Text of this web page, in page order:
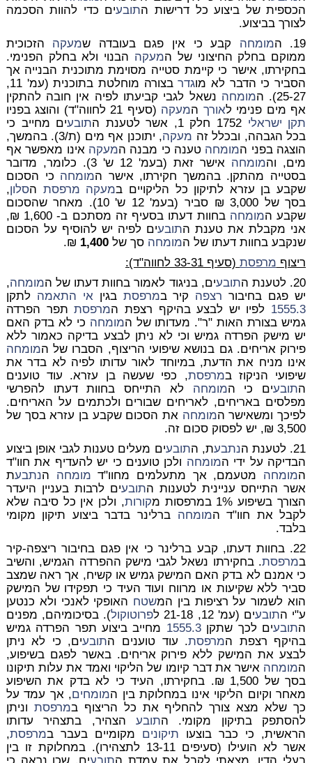
הכספית של ביצוע כל דרישות התובעים כדי להוות הסכמה
לצורך בביצוע.
19. ה
מומחה קבע כי אין פגם בעובדה שמעקה הזכוכית
ממוקם בחלק החיצוני של המעקה הבנוי ולא בחלק הפנימי.
בחקירתו, אישר כי קיימת סטייה מסוימת מתוכנית הבנייה אך
הסביר כי הדבר לא מוגדר
בצורה מוחלטת בתוכנית (עמ' 11,
25-27). ה
מומחה נשאל לגבי קביעתו לפיה אין חובה להתקין
אף מים פנימי לאורך המעקה (סעיף 21 לחווה"ד) והוצג בפניו
תקן ישראלי 1752 חלק 1, אשר לטענת ה תובעים מחייב כי
בכל הגבהה, ובכלל זה מעקה
, יתוכנן אף מים (ת/3). בהמשך,
הוצגה בפני המומחה טענה כי מבנה המעקה אינו מאפשר אף
מים, והמומחה
אישר זאת (בעמ' 12 ש' 3). כלומר, מדובר
בסטייה מהתקן. בהמשך חקירתו, אישר המומחה כי הסכום
שקבע בן עזרא לתיקון כל הליקויים במעקה מרפסת הסלון,
בסך של 3,000 ₪ סביר (בעמ' 12 ש' 10). מאחר שהסכום
שקבע המומחה
בחוות דעתו בסעיף זה מסתכם ב- 1,600 ₪,
אני מקבלת את טענת התובעים לפיה יש להוסיף על הסכום
שנקבע בחוות דעתו של המומחה סך של 1,400
₪.
ריצוף מרפסת(סעיף 33-31 לחווה"ד):
20. לטענת ה
תובעים, בניגוד לאמור בחוות דעתו של המומחה,
יש פגם בחיבור רצפה קיר במרפסת בגין אי התאמה לתקן
1555.3 לפיו יש לבצע בהיקף רצפת המרפסתתפר הפרדה
גמיש בצורת האות "ר". מעדותו של המומחה כי לא בדק האם
יש מישק הפרדה גמיש וכי לא ניתן לבצע בדיקה כאמור ללא
פירוק אריחים. גם בנושא שיפועי הריצוף, הסברו של המומחה
אינו מניח את הדעת, במיוחד לאור עדותו לפיה לא בדר את
שיפועי הניקוז במרפסת, כפי שעשה בן עזרא. עוד טוענים
התובעים כי המומחה לא התייחס בחוות דעתו להפרשי
מפלסים באריחים, לאריחים שבורים ולכתמים על האריחים.
לפיכך ומשאישר המומחה את הסכום שקבע בן עזרא בסך של
3,500 ₪, יש לפסוק סכום זה.
21. לטענת ה
נתבעת, התובעים מעלים טענות לגבי אופן ביצוע
הבדיקה על ידי המומחה ולכן טוענים כי יש להעדיף את חוו"ד
המומחה מטעמם, אך מתעלמים מחוו"ד מומחה הנתבעת
אשר התייחס עניינית לטענות התובעים לרבות בעניין היעדר
הצורך בשיפוע 1% במרפסות מ
קורות, ולכן אין כל סיבה שלא
לקבל את חוו"ד המומחה ברלינר בדבר ביצוע תיקון מקומי
בלבד.
22. בחוות דעתו, קבע ברלינר כי אין פגם בחיבור ריצפה-קיר
במרפסת. בחקירתו נשאל לגבי מישק ההפרדה הגמיש, והשיב
כי אמנם לא בדק האם המישק גמיש או קשיח, אך ראה שמצב
סביר ללא שקיעות או מרווח ועוד העיד כי תפקידו של המישק
הוא לשמור על רציפות בין המשטח האופקי לאנכי ולא כנטען
ע"י התובעים (עמ' 12, 21-18 ל פרוטוקול). בסיכומיהם, מפנים
התובעים לכך שתקן1555.3 מחייב ביצוע תפר הפרדה גמיש
בהיקף רצפת המרפסת. עוד טוענים התובעים, כי לא ניתן
לבצע את המישק ללא פירוק אריחים. באשר לפגם בשיפוע,
המומחה אישר את דבר קיומו של הליקוי ואמד את עלות תיקונו
בסך של 1,500 ₪. בחקירתו, העיד כי לא בדק את השיפוע
מאחר וקיום הליקוי אינו במחלוקת בין המומחים, אך עמד על
כך שלא מצא צורך להחליף את כל הריצוף במרפסת וניתן
להסתפק בתיקון מקומי. התובע הצהיר, בתצהיר עדותו
הראשית, כי כבר בוצעו תיקונים מקומיים בעבר במרפסת,
אשר לא הועילו (סעיפים 13-11 לתצהירו). במחלוקת זו בין
בעלי הדין, מצאתי לקבל את עמדת התובעים, שכן נראה כי